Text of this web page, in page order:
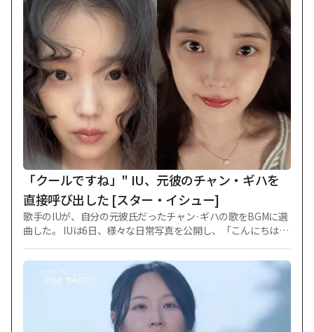
「クールですね」" IU、元彼のチャン・ギハを
直接呼び出した [スター・イシュー]
歌手のIUが、自分の元彼氏だったチャン·ギハの歌をBGMに選
曲した。 IUは6日、様々な日常写真を公開し、「こんにちは、
最近、耳管開放症の症状が悪化し、公式的なスケジュールを
暫定延期した後、自撮りで近況を直接知らせた。 目を引く部
分はIUが掲示物のBGMとしてチャン·ギハと顔の「何事もなく
生きる」を選択した点だった。 これに対しファンたちは「私
の姉はノークールだけど?」などの反応を示した。 IUは2015
年、チャン·ギハとの熱愛を公式に認め、以後2017年に決別を